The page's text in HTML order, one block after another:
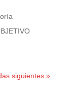
siguientes »